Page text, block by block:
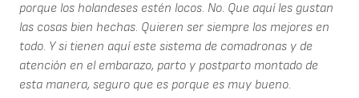
porque los holandeses estén locos. No. Que aquí les gustan
las cosas bien hechas. Quieren ser siempre los mejores en
todo. Y si tienen aquí este sistema de comadronas y de
atención en el embarazo, parto y postparto montado de
esta manera, seguro que es porque es muy bueno.